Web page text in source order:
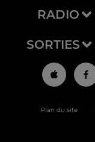
RADIO
SORTIES
Plan du site